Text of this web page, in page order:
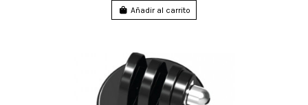
Añadir al carrito